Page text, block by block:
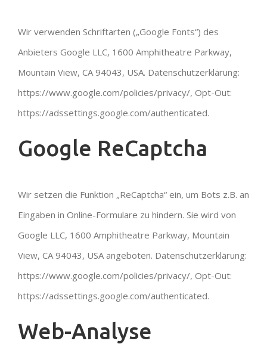
Wir verwenden Schriftarten („Google Fonts“) des
Anbieters Google LLC, 1600 Amphitheatre Parkway,
Mountain View, CA 94043, USA. Datenschutzerklärung:
https://www.google.com/policies/privacy/, Opt-Out:
https://adssettings.google.com/authenticated.
Google ReCaptcha
Wir setzen die Funktion „ReCaptcha“ ein, um Bots z.B. an
Eingaben in Online-Formulare zu hindern. Sie wird von
Google LLC, 1600 Amphitheatre Parkway, Mountain
View, CA 94043, USA angeboten. Datenschutzerklärung:
https://www.google.com/policies/privacy/, Opt-Out:
https://adssettings.google.com/authenticated.
Web-Analyse